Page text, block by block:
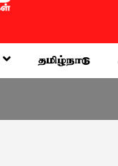
தமிழ்நாடு